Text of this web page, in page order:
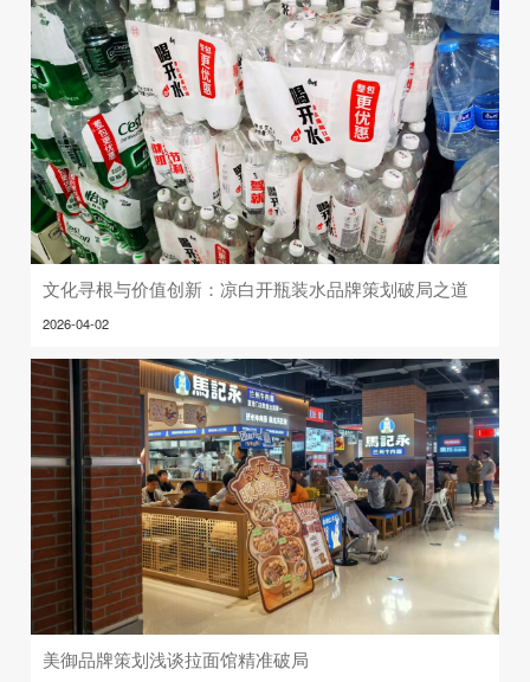
文化寻根与价值创新：凉白开瓶装水品牌策划破局之道
2026-04-02
美御品牌策划浅谈拉面馆精准破局